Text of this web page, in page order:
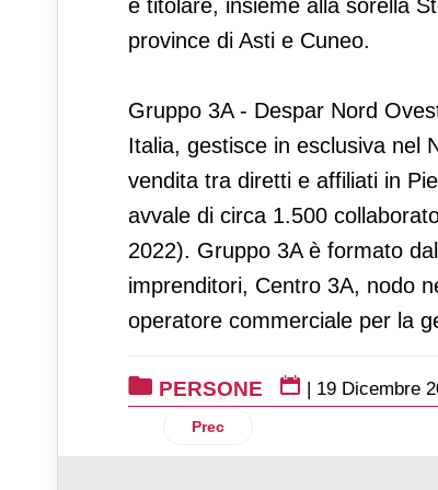
e titolare, insieme alla sorella
province di Asti e Cuneo.
Gruppo 3A - Despar Nord
Italia, gestisce in esclusiva nel
vendita tra diretti e affiliati in
avvale di circa 1.500
2022). Gruppo 3A è formato
imprenditori, Centro 3A, nodo
operatore commerciale per la
PERSONE | 19 Dicembre
Articolo precedente: Franco
Prec